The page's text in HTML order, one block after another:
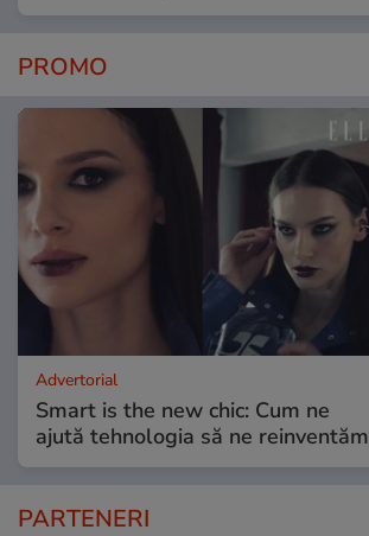
PROMO
Advertorial
Smart is the new chic: Cum ne
ajută tehnologia să ne reinventăm
PARTENERI